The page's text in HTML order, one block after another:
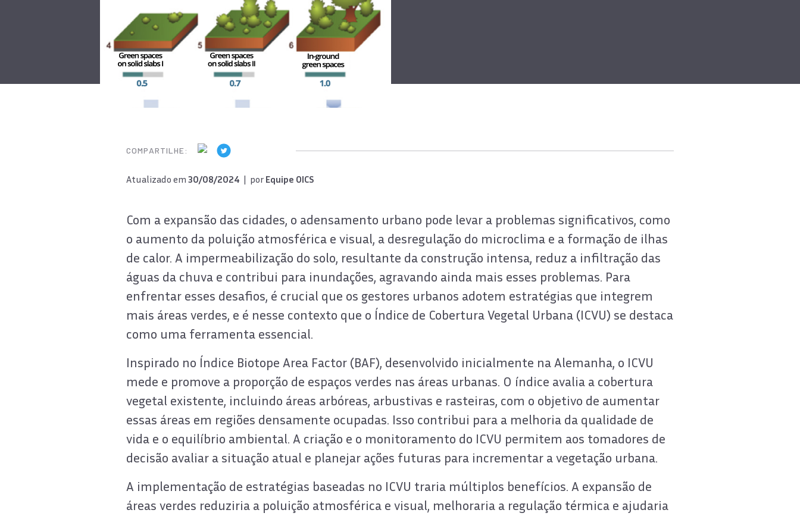
COMPARTILHE:
Atualizado em 30/08/2024 | por Equipe OICS
Com a expansão das cidades, o adensamento urbano pode levar a problemas significativos, como
o aumento da poluição atmosférica e visual, a desregulação do microclima e a formação de ilhas
de calor. A impermeabilização do solo, resultante da construção intensa, reduz a infiltração das
águas da chuva e contribui para inundações, agravando ainda mais esses problemas. Para
enfrentar esses desafios, é crucial que os gestores urbanos adotem estratégias que integrem
mais áreas verdes, e é nesse contexto que o Índice de Cobertura Vegetal Urbana (ICVU) se destaca
como uma ferramenta essencial.
Inspirado no Índice Biotope Area Factor (BAF), desenvolvido inicialmente na Alemanha, o ICVU
mede e promove a proporção de espaços verdes nas áreas urbanas. O índice avalia a cobertura
vegetal existente, incluindo áreas arbóreas, arbustivas e rasteiras, com o objetivo de aumentar
essas áreas em regiões densamente ocupadas. Isso contribui para a melhoria da qualidade de
vida e o equilíbrio ambiental. A criação e o monitoramento do ICVU permitem aos tomadores de
decisão avaliar a situação atual e planejar ações futuras para incrementar a vegetação urbana.
A implementação de estratégias baseadas no ICVU traria múltiplos benefícios. A expansão de
áreas verdes reduziria a poluição atmosférica e visual, melhoraria a regulação térmica e ajudaria